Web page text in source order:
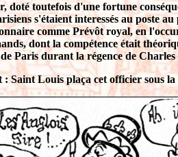
toutefois d'une fortune
s'étaient interessés au poste
comme Prévôt royal, en
dont la compétence était
Paris durant la régence de Charles
Louis plaça cet officier sous